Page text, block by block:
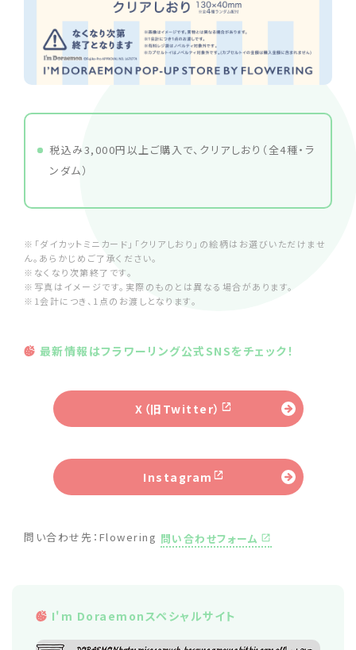
税込み3,000円以上ご購入で、クリアしおり（全4種・ラ
ンダム）
※「ダイカットミニカード」「クリアしおり」の絵柄はお選びいただけませ
ん。あらかじめご了承ください。
※なくなり次第終了です。
※写真はイメージです。実際のものとは異なる場合があります。
※1会計につき、1点のお渡しとなります。
最新情報はフラワーリング公式SNSをチェック！
X（旧Twitter）
Instagram
問い合わせ先：Flowering 問い合わせフォーム
I'm Doraemonスペシャルサイト